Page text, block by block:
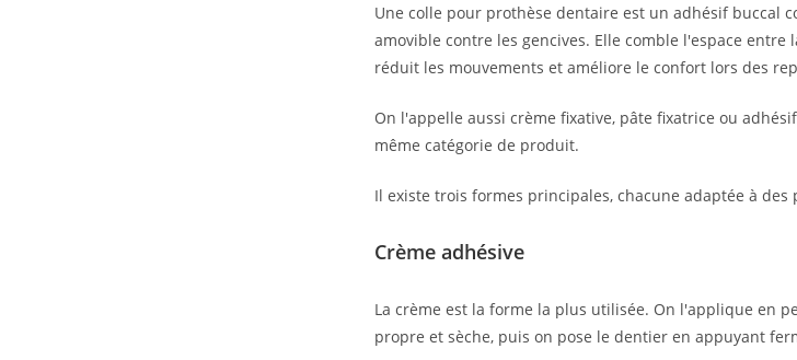
Une colle pour prothèse dentaire est un adhésif buccal
amovible contre les gencives. Elle comble l'espace
réduit les mouvements et améliore le confort lors des
On l'appelle aussi crème fixative, pâte fixatrice ou
même catégorie de produit.
Il existe trois formes principales, chacune adaptée à
Crème adhésive
La crème est la forme la plus utilisée. On l'applique en
propre et sèche, puis on pose le dentier en appuyant